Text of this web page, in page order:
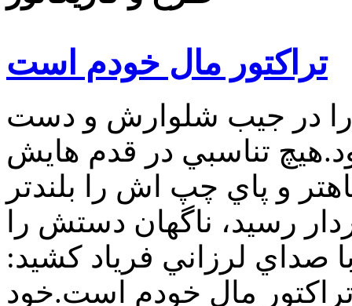
تراكتور مال خودم است
در جيب شلوارش و دست
تناسبي در قدم هايش
و پاي چپ اش را بلندتر
رسيد، ناگهان دستش را
لرزاني فرياد كشيد: